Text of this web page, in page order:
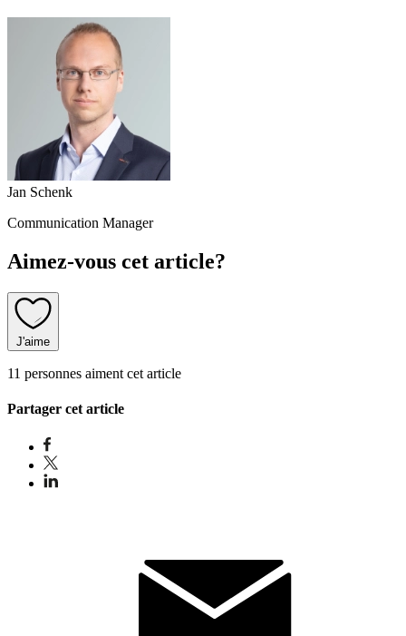
Jan Schenk
Communication Manager
Aimez-vous cet article?
J'aime
11 personnes aiment cet article
Partager cet article